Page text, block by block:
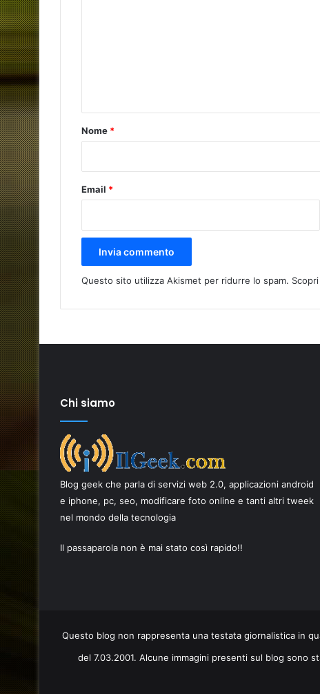
o
Nome *
Email *
Questo sito utilizza Akismet per ridurre lo spam.
Chi siamo
Blog geek che parla di servizi web 2.0, applicazioni android
e iphone, pc, seo, modificare foto online e tanti altri tweek
nel mondo della tecnologia
Il passaparola non è mai stato così rapido!!
Come
scegliere
migliori
ricambi
per
una
17 Giugno 2026
smartphone per una riparazione di
Questo blog non rappresenta una testata giornalistica in
del 7.03.2001. Alcune immagini presenti sul blog